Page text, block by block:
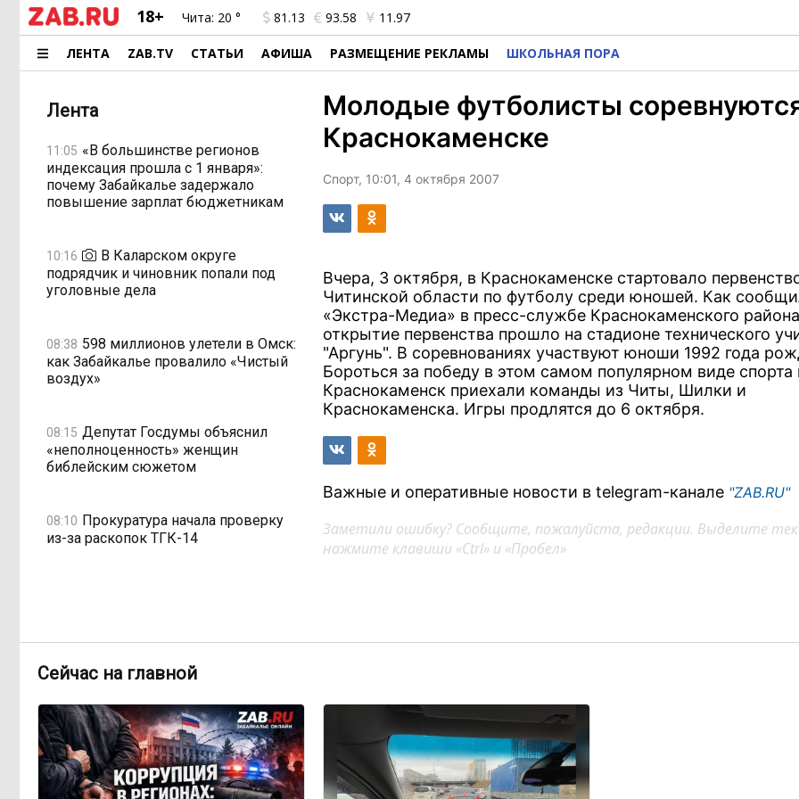
18+ Чита: 20 ° 81.13 93.58 11.97
ЛЕНТА ZAB.TV СТАТЬИ АФИША РАЗМЕЩЕНИЕ РЕКЛАМЫ ШКОЛЬНАЯ ПОРА
Лента
11:05 «В большинстве регионов
индексация прошла с 1 января»:
почему Забайкалье задержало
повышение зарплат бюджетникам
10:16
В Каларском округе
подрядчик и чиновник попали под
уголовные дела
08:38 598 миллионов улетели в Омск:
как Забайкалье провалило «Чистый
воздух»
08:15 Депутат Госдумы объяснил
«неполноценность» женщин
библейским сюжетом
08:10 Прокуратура начала проверку
из-за раскопок ТГК-14
выплат
превысить весь наш опыт»: Осипов
предупреждает о климатической
угрозе на фоне пожаров в Европе
Молодые футболисты
Краснокаменске
Спорт, 10:01, 4 октября 2007
Вчера, 3 октября, в Краснокаменске стартовало
Читинской области по футболу среди юношей. Как
«Экстра-Медиа» в пресс-службе Краснокаменского
открытие первенства прошло на стадионе технического
"Аргунь". В соревнованиях участвуют юноши 1992 года
Бороться за победу в этом самом популярном виде спорта
Краснокаменск приехали команды из Читы, Шилки и
Краснокаменска. Игры продлятся до 6 октября.
Важные и оперативные новости в telegram-канале "ZAB.RU"
Заметили ошибку? Сообщите, пожалуйста, редакции. Выделите
нажмите клавиши «Ctrl» и «Пробел»
Сейчас на главной